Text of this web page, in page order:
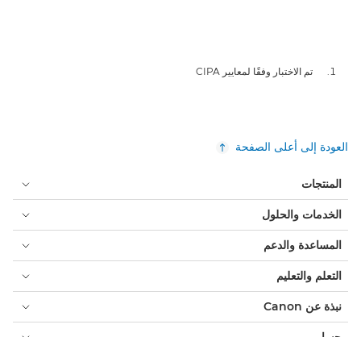
تم الاختبار وفقًا لمعايير CIPA
العودة إلى أعلى الصفحة
المنتجات
الخدمات والحلول
المساعدة والدعم
التعلم والتعليم
نبذة عن Canon